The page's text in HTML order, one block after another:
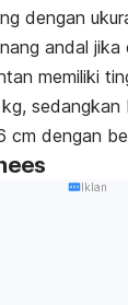
dengan
andal
memiliki
sedangkan
cm dengan
Iklan